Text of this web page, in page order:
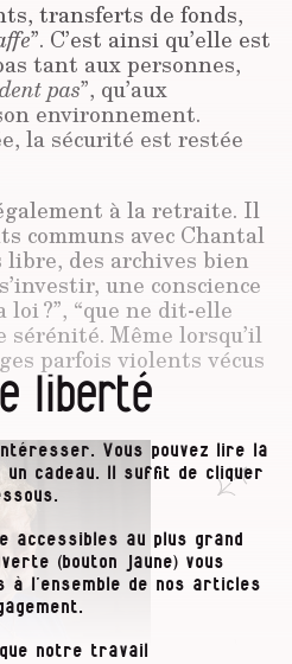
transferts de fonds,
”. C’est ainsi qu’elle est
tant aux personnes,
pas”, qu’aux
environnement.
la sécurité est restée
à la retraite. Il
communs avec Chantal
des archives bien
une conscience
?”, “que ne dit-elle
sérénité. Même lorsqu’il
parfois violents vécus
liberté
Vous pouvez lire la
cadeau. Il suffit de cliquer
accessibles au plus grand
(bouton jaune) vous
à l’ensemble de nos articles
notre travail